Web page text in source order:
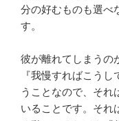
分の好むものも選べ
す。
彼が離れてしまうの
『我慢すればこう
うことなので、それ
いることです。それ